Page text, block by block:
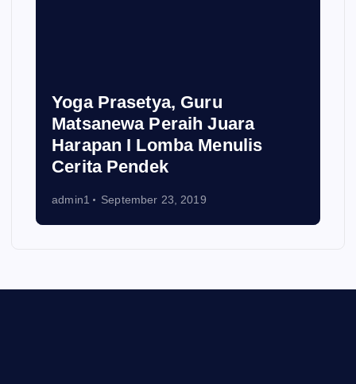
Yoga Prasetya, Guru
Matsanewa Peraih Juara
Harapan I Lomba Menulis
Cerita Pendek
admin1 September 23, 2019